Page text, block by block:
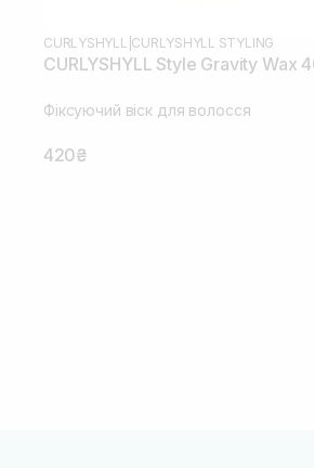
CURLYSHYLL CURLYSHYLL STYLING
CURLYSHYLL Style Gravity Wax
Фіксуючий віск для волосся
420₴